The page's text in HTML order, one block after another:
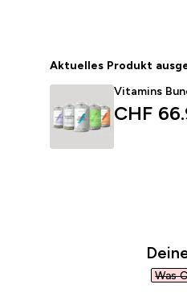
Aktuelles Produkt
Vitamins
CHF
Was